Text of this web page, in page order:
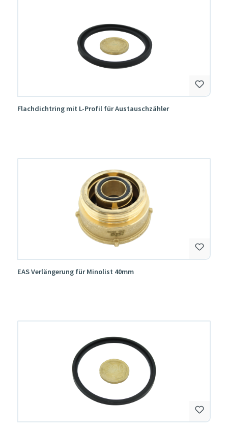
Flachdichtring mit L-Profil für Austauschzähler
EAS Verlängerung für Minolist 40mm